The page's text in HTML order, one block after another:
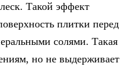
Такой эффект
плитки перед
солями. Такая
но не выдерживает